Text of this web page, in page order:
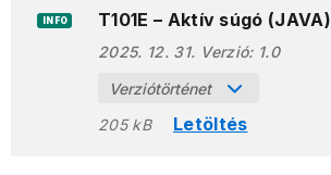
INFO T101E – Aktív súgó (JAVA)
2025. 12. 31. Verzió: 1.0
Verziótörténet
205 kB
Letöltés